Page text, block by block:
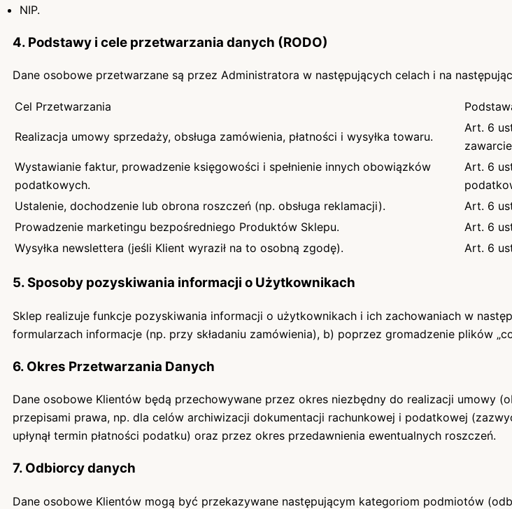
NIP.
4. Podstawy i cele przetwarzania danych (RODO)
Dane osobowe przetwarzane są przez Administratora w następujących celach i na
Cel Przetwarzania
Realizacja umowy sprzedaży, obsługa zamówienia, płatności i wysyłka towaru.
Art. 6
Wystawianie faktur, prowadzenie księgowości i spełnienie innych obowiązków
podatkowych.
Art. 6
Ustalenie, dochodzenie lub obrona roszczeń (np. obsługa reklamacji).
Art. 6
Prowadzenie marketingu bezpośredniego Produktów Sklepu.
Art. 6
Wysyłka newslettera (jeśli Klient wyraził na to osobną zgodę).
Art. 6
5. Sposoby pozyskiwania informacji o Użytkownikach
Sklep realizuje funkcje pozyskiwania informacji o użytkownikach i ich zachowaniach w
formularzach informacje (np. przy składaniu zamówienia), b) poprzez gromadzenie plików
6. Okres Przetwarzania Danych
Dane osobowe Klientów będą przechowywane przez okres niezbędny do realizacji umowy
przepisami prawa, np. dla celów archiwizacji dokumentacji rachunkowej i podatkowej
upłynął termin płatności podatku) oraz przez okres przedawnienia ewentualnych roszczeń.
7. Odbiorcy danych
Dane osobowe Klientów mogą być przekazywane następującym kategoriom podmiotów